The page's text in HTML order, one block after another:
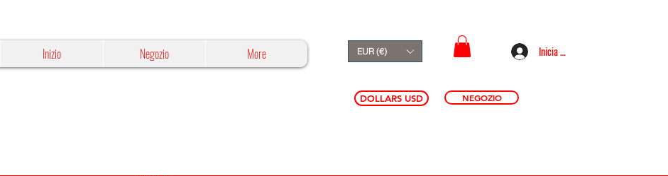
Inizio Negozio More EUR (€) Inicia sesión
DOLLARS USD NEGOZIO